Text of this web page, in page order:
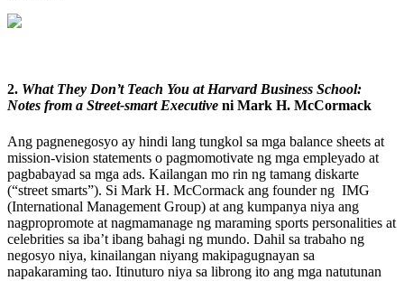
2. What They Don’t Teach You at Harvard Business School:
Notes from a Street-smart Executive ni Mark H. McCormack
Ang pagnenegosyo ay hindi lang tungkol sa mga balance sheets at
mission-vision statements o pagmomotivate ng mga empleyado at
pagbabayad sa mga ads. Kailangan mo rin ng tamang diskarte
(“street smarts”). Si Mark H. McCormack ang founder ng IMG
(International Management Group) at ang kumpanya niya ang
nagpropromote at nagmamanage ng maraming sports personalities at
celebrities sa iba’t ibang bahagi ng mundo. Dahil sa trabaho ng
negosyo niya, kinailangan niyang makipagugnayan sa
napakaraming tao. Itinuturo niya sa librong ito ang mga natutunan